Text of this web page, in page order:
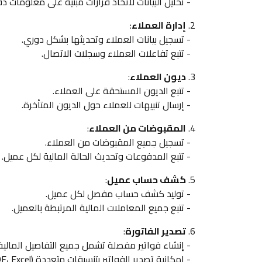
2. إدارة العملاء:
- تسجيل بيانات العملاء وتحديثها بشكل دوري.
- تتبع تفاعلات العملاء وسجلات الاتصال.
3. ديون العملاء:
- تتبع الديون المستحقة على العملاء.
- إرسال تنبيهات للعملاء حول الديون المتأخرة.
4. المقبوضات من العملاء:
- تسجيل جميع المقبوضات من العملاء.
- تتبع المدفوعات وتحديث الحالة المالية لكل عميل.
5. كشف حساب عميل:
- توليد كشف حساب مفصل لكل عميل.
- تتبع جميع المعاملات المالية المرتبطة بالعميل.
6. تصدير الفاتورة:
- إنشاء فواتير مفصلة تشمل جميع التفاصيل